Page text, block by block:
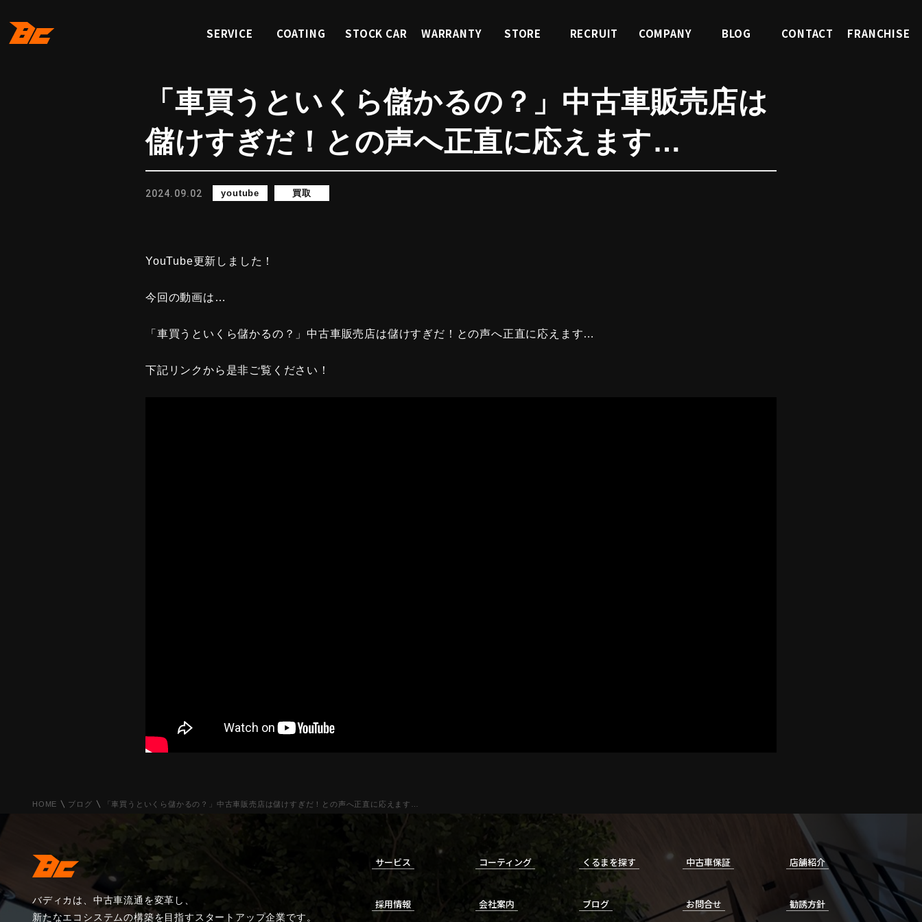
SERVICE
COATING
STOCK CAR
WARRANTY
STORE
RECRUIT
COMPANY
BLOG
CONTACT
FRANCHISE
「車買うといくら儲かるの？」中古車販売店は
儲けすぎだ！との声へ正直に応えます…
2024.09.02 youtube 買取
YouTube更新しました！
今回の動画は…
「車買うといくら儲かるの？」中古車販売店は儲けすぎだ！との声へ正直に応えます…
下記リンクから是非ご覧ください！
HOME ブログ 「車買うといくら儲かるの？」中古車販売店は儲けすぎだ！との声へ正直に応えます…
バディカは、中古車流通を変革し、
新たなエコシステムの構築を目指すスタートアップ企業です。
サービス コーティング くるまを探す 中古車保証 店舗紹介
採用情報 会社案内 ブログ お問合せ 勧誘方針